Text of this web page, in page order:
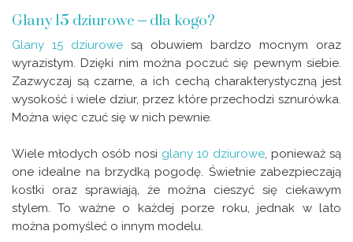
Glany 15 dziurowe – dla kogo?
Glany 15 dziurowe są obuwiem bardzo mocnym oraz
wyrazistym. Dzięki nim można poczuć się pewnym siebie.
Zazwyczaj są czarne, a ich cechą charakterystyczną jest
wysokość i wiele dziur, przez które przechodzi sznurówka.
Można więc czuć się w nich pewnie.
Wiele młodych osób nosi glany 10 dziurowe, ponieważ są
one idealne na brzydką pogodę. Świetnie zabezpieczają
kostki oraz sprawiają, że można cieszyć się ciekawym
stylem. To ważne o każdej porze roku, jednak w lato
można pomyśleć o innym modelu.